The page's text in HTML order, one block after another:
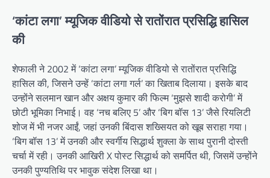
‘कांटा लगा’ म्यूजिक वीडियो से रातोंरात प्रसिद्धि हासिल
की
शेफाली ने 2002 में ‘कांटा लगा’ म्यूजिक वीडियो से रातोंरात प्रसिद्धि
हासिल की, जिसने उन्हें ‘कांटा लगा गर्ल’ का खिताब दिलाया। इसके बाद
उन्होंने सलमान खान और अक्षय कुमार की फिल्म ‘मुझसे शादी करोगी’ में
छोटी भूमिका निभाई। वह ‘नच बलिए 5’ और ‘बिग बॉस 13’ जैसे रियलिटी
शोज में भी नजर आईं, जहां उनकी बिंदास शख्सियत को खूब सराहा गया।
‘बिग बॉस 13’ में उनकी और स्वर्गीय सिद्धार्थ शुक्ला के साथ पुरानी दोस्ती
चर्चा में रही। उनकी आखिरी X पोस्ट सिद्धार्थ को समर्पित थी, जिसमें उन्होंने
उनकी पुण्यतिथि पर भावुक संदेश लिखा था।